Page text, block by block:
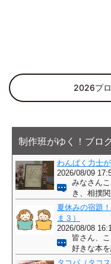
2026プ
制作班がゆく！ブロ